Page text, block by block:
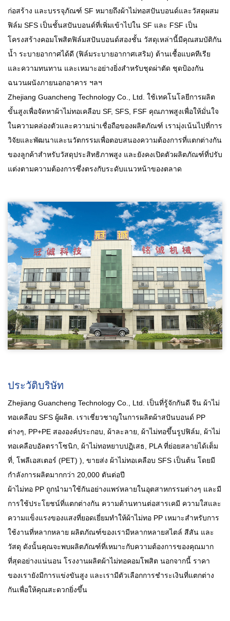
ก่อสร้าง และบรรจุภัณฑ์ SF หมายถึงผ้าไม่ทอสปันบอนด์และวัสดุผสม
ฟิล์ม SFS เป็นชั้นสปันบอนด์ที่เพิ่มเข้าไปใน SF และ FSF เป็น
โครงสร้างคอมโพสิตฟิล์มสปันบอนด์สองชั้น วัสดุเหล่านี้มีคุณสมบัติกัน
น้ำ ระบายอากาศได้ดี (ฟิล์มระบายอากาศเสริม) ต้านเชื้อแบคทีเรีย
และความทนทาน และเหมาะอย่างยิ่งสำหรับชุดผ่าตัด ชุดป้องกัน
ฉนวนผนังภายนอกอาคาร ฯลฯ
Zhejiang Guancheng Technology Co., Ltd. ใช้เทคโนโลยีการผลิต
ขั้นสูงเพื่อจัดหาผ้าไม่ทอเคลือบ SF, SFS, FSF คุณภาพสูงเพื่อให้มั่นใจ
ในความคล่องตัวและความน่าเชื่อถือของผลิตภัณฑ์ เรามุ่งเน้นไปที่การ
วิจัยและพัฒนาและนวัตกรรมเพื่อตอบสนองความต้องการที่แตกต่างกัน
ของลูกค้าสำหรับวัสดุประสิทธิภาพสูง และยังคงเปิดตัวผลิตภัณฑ์ที่ปรับ
แต่งตามความต้องการซึ่งตรงกับระดับแนวหน้าของตลาด
ประวัติบริษัท
Zhejiang Guancheng Technology Co., Ltd. เป็นที่รู้จักกันดี จีน ผ้าไม่
ทอเคลือบ SFS ผู้ผลิต. เราเชี่ยวชาญในการผลิตผ้าสปันบอนด์ PP
ต่างๆ, PP+PE สององค์ประกอบ, ผ้าละลาย, ผ้าไม่ทอขึ้นรูปฟิล์ม, ผ้าไม่
ทอเคลือบอัลตราโซนิก, ผ้าไม่ทอหยาบปฏิเสธ, PLA ที่ย่อยสลายได้เต็ม
ที่, โพลีเอสเตอร์ (PET) ), ขายส่ง ผ้าไม่ทอเคลือบ SFS เป็นต้น โดยมี
กำลังการผลิตมากกว่า 20,000 ตันต่อปี
ผ้าไม่ทอ PP ถูกนำมาใช้กันอย่างแพร่หลายในอุตสาหกรรมต่างๆ และมี
การใช้ประโยชน์ที่แตกต่างกัน ความต้านทานต่อสารเคมี ความใสและ
ความแข็งแรงของแสงที่ยอดเยี่ยมทำให้ผ้าไม่ทอ PP เหมาะสำหรับการ
ใช้งานที่หลากหลาย ผลิตภัณฑ์ของเรามีหลากหลายสไตล์ สีสัน และ
วัสดุ ดังนั้นคุณจะพบผลิตภัณฑ์ที่เหมาะกับความต้องการของคุณมาก
ที่สุดอย่างแน่นอน โรงงานผลิตผ้าไม่ทอคอมโพสิต นอกจากนี้ ราคา
ของเรายังมีการแข่งขันสูง และเรามีตัวเลือกการชำระเงินที่แตกต่าง
กันเพื่อให้คุณสะดวกยิ่งขึ้น